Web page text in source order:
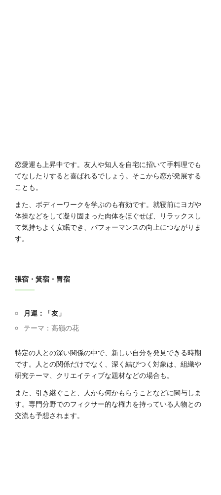
恋愛運も上昇中です。友人や知人を自宅に招いて手料理でも
てなしたりすると喜ばれるでしょう。そこから恋が発展する
ことも。
また、ボディーワークを学ぶのも有効です。就寝前にヨガや
体操などをして凝り固まった肉体をほぐせば、リラックスし
て気持ちよく安眠でき、パフォーマンスの向上につながりま
す。
張宿・箕宿・胃宿
月運：「友」
テーマ：高嶺の花
特定の人との深い関係の中で、新しい自分を発見できる時期
です。人との関係だけでなく、深く結びつく対象は、組織や
研究テーマ、クリエイティブな題材などの場合も。
また、引き継ぐこと、人から何かもらうことなどに関与しま
す。専門分野でのフィクサー的な権力を持っている人物との
交流も予想されます。